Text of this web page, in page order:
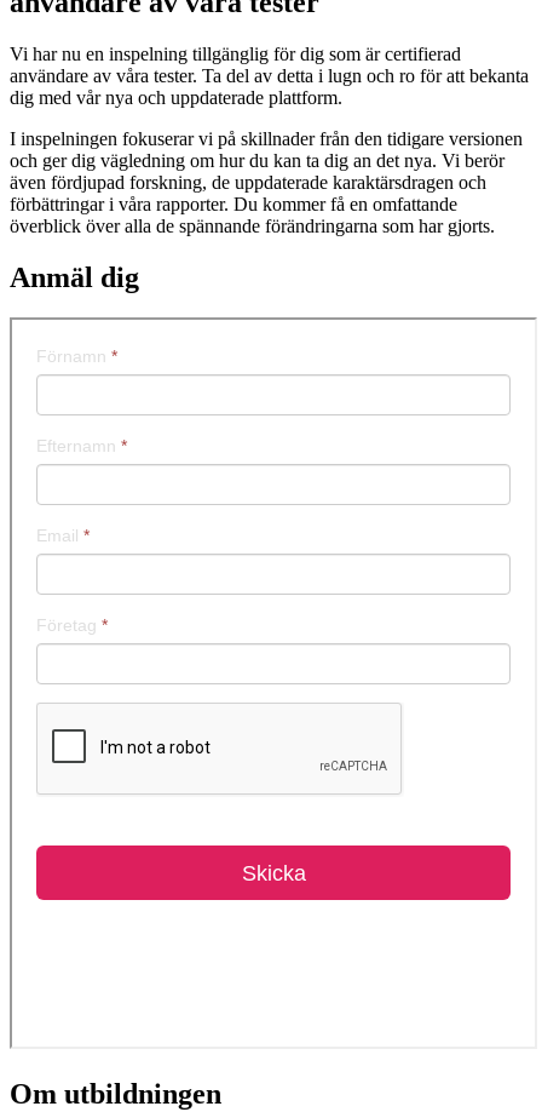
Vi har nu en inspelning tillgänglig för dig som är certifierad
användare av våra tester. Ta del av detta i lugn och ro för att bekanta
dig med vår nya och uppdaterade plattform.
I inspelningen fokuserar vi på skillnader från den tidigare versionen
och ger dig vägledning om hur du kan ta dig an det nya. Vi berör
även fördjupad forskning, de uppdaterade karaktärsdragen och
förbättringar i våra rapporter. Du kommer få en omfattande
överblick över alla de spännande förändringarna som har gjorts.
Anmäl dig
Om utbildningen